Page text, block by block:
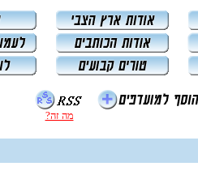
מה זה?